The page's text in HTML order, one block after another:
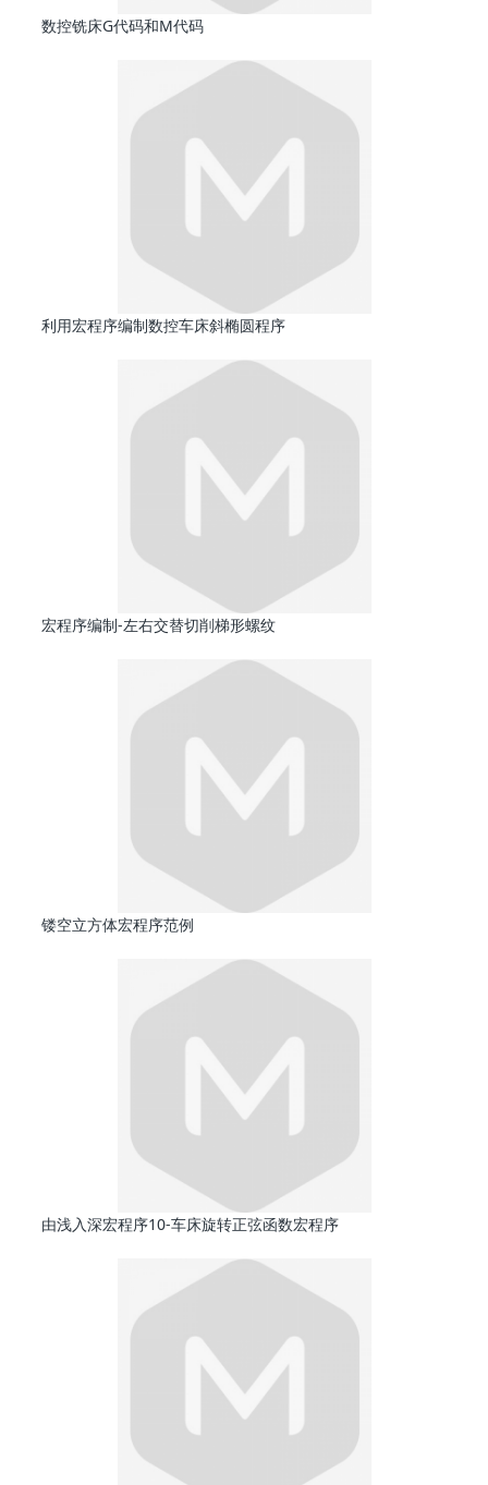
数控铣床G代码和M代码
利用宏程序编制数控车床斜椭圆程序
宏程序编制-左右交替切削梯形螺纹
镂空立方体宏程序范例
由浅入深宏程序10-车床旋转正弦函数宏程序